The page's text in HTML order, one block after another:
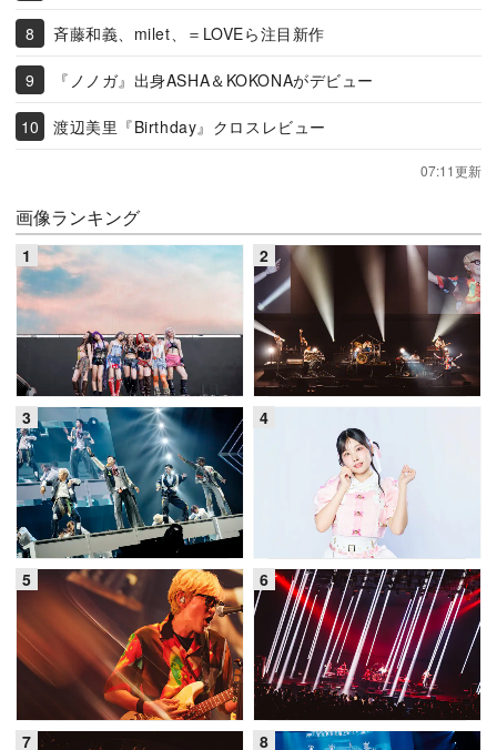
斉藤和義、milet、＝LOVEら注目新作
『ノノガ』出身ASHA＆KOKONAがデビュー
渡辺美里『Birthday』クロスレビュー
07:11更新
画像ランキング